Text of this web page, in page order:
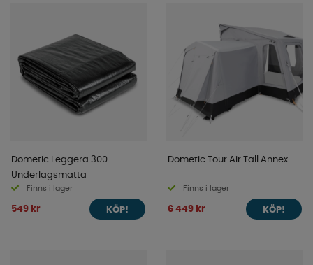
Dometic Leggera 300
Underlagsmatta
Finns i lager
549 kr KÖP!
Dometic Tour Air Tall Annex
Finns i lager
6 449 kr KÖP!